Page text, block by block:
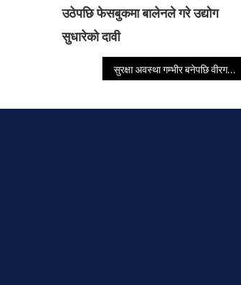
उठेपछि फेसबुकमा बालेनले गरे उद्योग
सुधारेको दावी
सुरक्षा अवस्था गम्भीर बनेपछि वीरगञ्जमा कर्फ्यु आदेश जारी